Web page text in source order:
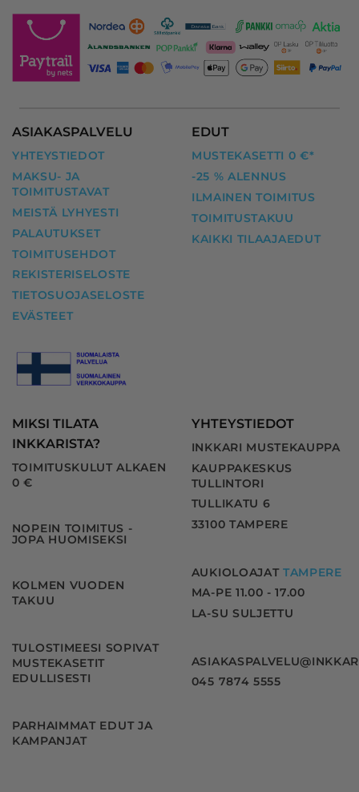
ASIAKASPALVELU
YHTEYSTIEDOT
MAKSU- JA
TOIMITUSTAVAT
MEISTÄ LYHYESTI
PALAUTUKSET
TOIMITUSEHDOT
REKISTERISELOSTE
TIETOSUOJASELOSTE
EVÄSTEET
EDUT
MUSTEKASETTI 0 €*
-25 % ALENNUS
ILMAINEN TOIMITUS
TOIMITUSTAKUU
KAIKKI TILAAJAEDUT
MIKSI TILATA
INKKARISTA?
TOIMITUSKULUT ALKAEN
0 €
NOPEIN TOIMITUS -
JOPA HUOMISEKSI
KOLMEN VUODEN
TAKUU
TULOSTIMEESI SOPIVAT
MUSTEKASETIT
EDULLISESTI
PARHAIMMAT EDUT JA
KAMPANJAT
YHTEYSTIEDOT
INKKARI MUSTEKAUPPA
KAUPPAKESKUS
TULLINTORI
TULLIKATU 6
33100 TAMPERE
AUKIOLOAJAT TAMPERE
MA-PE 11.00 - 17.00
LA-SU SULJETTU
045 7874 5555